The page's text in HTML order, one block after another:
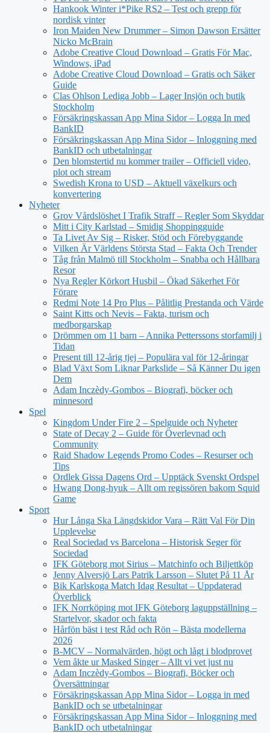
Hankook Winter i*Pike RS2 – Test och grepp för
nordisk vinter
Iron Maiden New Drummer – Simon Dawson Ersätter
Nicko McBrain
Adobe Creative Cloud Download – Gratis För Mac,
Windows, iPad
Adobe Creative Cloud Download – Gratis och Säker
Guide
Clas Ohlson Lediga Jobb – Lager Insjön och butik
Stockholm
Försäkringskassan App Mina Sidor – Logga In med
BankID
Försäkringskassan App Mina Sidor – Inloggning med
BankID och utbetalningar
Den blomstertid nu kommer trailer – Officiell video,
plot och stream
Swedish Krona to USD – Aktuell växelkurs och
konvertering
Nyheter
Grov Vårdslöshet I Trafik Straff – Regler Som Skyddar
Mitt i City Karlstad – Smidig Shoppingguide
Ta Livet Av Sig – Risker, Stöd och Förebyggande
Vilken Är Världens Största Stad – Fakta Och Trender
Tåg från Malmö till Stockholm – Snabba och Hållbara
Resor
Nya Regler Körkort Husbil – Ökad Säkerhet För
Förare
Redmi Note 14 Pro Plus – Pålitlig Prestanda och Värde
Saint Kitts och Nevis – Fakta, turism och
medborgarskap
Drömmen om 11 barn – Annika Petterssons storfamilj i
Tidan
Present till 12-årig tjej – Populära val för 12-åringar
Blad Växt Som Liknar Parkslide – Så Känner Du igen
Dem
Adam Inczèdy-Gombos – Biografi, böcker och
minnesord
Spel
Kingdom Under Fire 2 – Spelguide och Nyheter
State of Decay 2 – Guide för Överlevnad och
Community
Raid Shadow Legends Promo Codes – Resurser och
Tips
Ordlek Gissa Dagens Ord – Upptäck Svenskt Ordspel
Hwang Dong-hyuk – Allt om regissören bakom Squid
Game
Sport
Hur Långa Ska Längdskidor Vara – Rätt Val För Din
Upplevelse
Real Sociedad vs Barcelona – Historisk Seger för
Sociedad
IFK Göteborg mot Sirius – Matchinfo och Biljettköp
Jenny Alversjö Lars Patrik Larsson – Slutet På 11 År
Bik Karlskoga Match Idag Resultat – Uppdaterad
Överblick
IFK Norrköping mot IFK Göteborg laguppställning –
Startelvor, skador och fakta
Hårfön bäst i test Råd och Rön – Bästa modellerna
2026
B-MCV – Normalvärden, högt och lågt i blodprovet
Vem åkte ur Masked Singer – Allt vi vet just nu
Adam Inczèdy-Gombos – Biografi, Böcker och
Översättningar
Försäkringskassan App Mina Sidor – Logga in med
BankID och se utbetalningar
Försäkringskassan App Mina Sidor – Inloggning med
BankID och utbetalningar